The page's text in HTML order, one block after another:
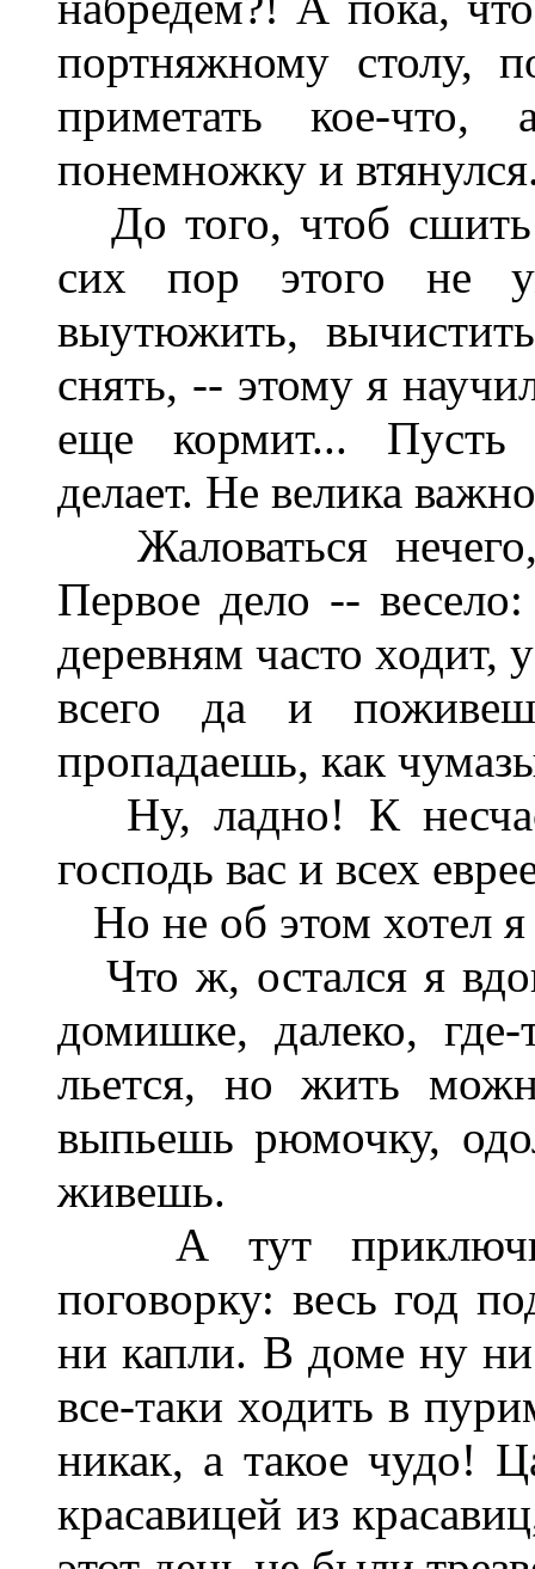
портняжному столу,
приметать кое-
понемножку и
До того, чтоб
сих пор этого не
выутюжить,
снять, -- этому я
еще кормит... Пусть
делает. Не велика
Жаловаться
Первое дело --
деревням часто ходит,
всего да и
пропадаешь, как
Ну, ладно! К
господь вас и всех
Но не об этом хотел я
Что ж, остался я
домишке, далеко,
льется, но жить
выпьешь рюмочку,
живешь.
А тут
поговорку: весь год
ни капли. В доме ну
все-таки ходить в
никак, а такое чудо!
красавицей из